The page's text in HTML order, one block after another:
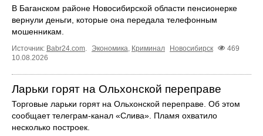
В Баганском районе Новосибирской области пенсионерке
вернули деньги, которые она передала телефонным
мошенникам.
Источник: Babr24.com Экономика Криминал Новосибирск
469
10.08.2026
Ларьки горят на Ольхонской переправе
Торговые ларьки горят на Ольхонской переправе. Об этом
сообщает телеграм-канал «Слива». Пламя охватило
несколько построек.